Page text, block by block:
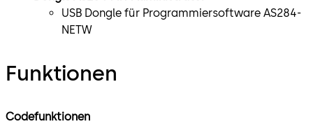
USB Dongle für Programmiersoftware AS284-
NETW
Funktionen
Codefunktionen